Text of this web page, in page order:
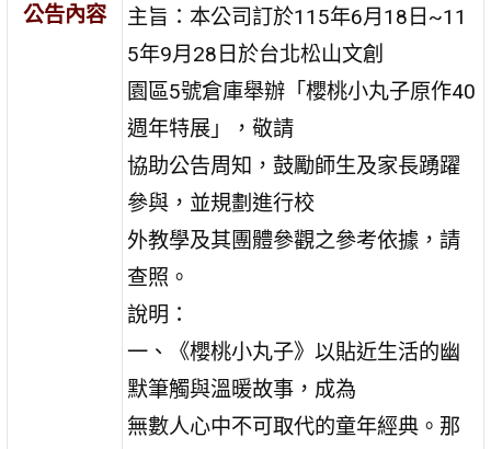
公告內容
主旨：本公司訂於115年6月18日~11
5年9月28日於台北松山文創
園區5號倉庫舉辦「櫻桃小丸子原作40
週年特展」，敬請
協助公告周知，鼓勵師生及家長踴躍
參與，並規劃進行校
外教學及其團體參觀之參考依據，請
查照。
說明：
一、《櫻桃小丸子》以貼近生活的幽
默筆觸與溫暖故事，成為
無數人心中不可取代的童年經典。那